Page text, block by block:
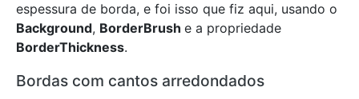
espessura de borda, e foi isso que fiz aqui, usando o
Background, BorderBrush e a propriedade
BorderThickness.
Bordas com cantos arredondados